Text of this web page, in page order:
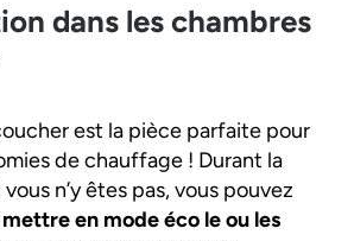
dans les chambres
est la pièce parfaite pour
de chauffage ! Durant la
n’y êtes pas, vous pouvez
mettre en mode éco le ou les